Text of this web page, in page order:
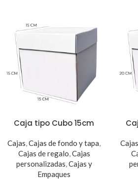
Caja tipo Cubo 15cm
Cajas,Cajas de fondo y tapa,
Cajas de regalo,Cajas
personalizadas,Cajas y
Empaques
Cajas